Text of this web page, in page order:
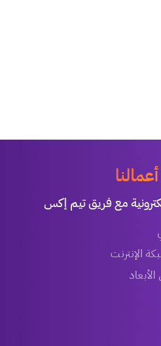
أعمالنا
مع فريق تيم إكس
الإنترنت